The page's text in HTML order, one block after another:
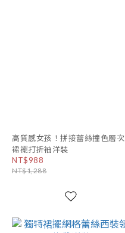
高質感女孩！拼接蕾絲撞色層次
裙襬打折袖洋裝
NT$988
NT$1,288